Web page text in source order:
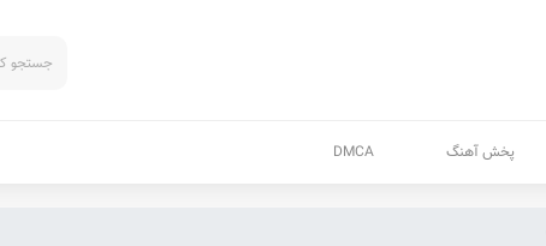
پخش آهنگ DMCA